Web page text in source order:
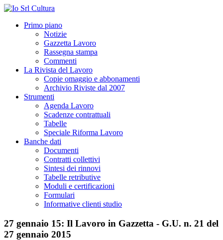
Primo piano
Notizie
Gazzetta Lavoro
Rassegna stampa
Commenti
La Rivista del Lavoro
Copie omaggio e abbonamenti
Archivio Riviste dal 2007
Strumenti
Agenda Lavoro
Scadenze contrattuali
Tabelle
Speciale Riforma Lavoro
Banche dati
Documenti
Contratti collettivi
Sintesi dei rinnovi
Tabelle retributive
Moduli e certificazioni
Formulari
Informative clienti studio
27 gennaio 15: Il Lavoro in Gazzetta - G.U. n. 21 del
27 gennaio 2015